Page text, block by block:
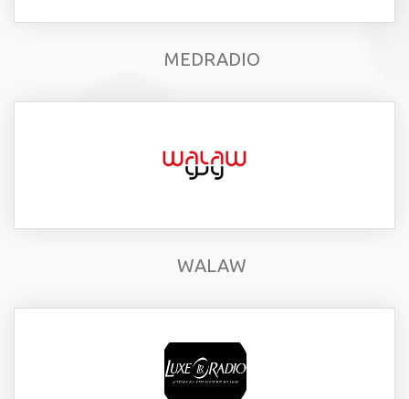
MEDRADIO
WALAW